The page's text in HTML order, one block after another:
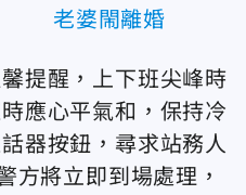
老婆閙離婚
提醒，上下班尖峰時
應心平氣和，保持冷
器按鈕，尋求站務人
方將立即到場處理，